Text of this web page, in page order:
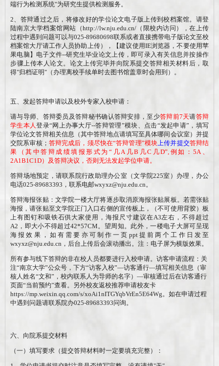
端行为检测系统"为研究生提供检测服务。
2、答辩通过之后，将修改好的学位论文电子版上传到校档案馆。请登
陆南京大学档案馆网站（http://lw.nju.edu.cn/ （限校内访问），在上传
过程中遇到问题可以与025-89680698联系或者直接携带电子版论文至校
档案馆大厅请工作人员协助上传），【建议使用IE浏览器，不要使用苹
果电脑】电子文件--研究生毕业论文上传，即可录入有关信息并按操作
步骤上传本人论文。论文上传完毕并向院系提交答辩相关材料后，取
得"归档证明" （办理离校手续单时去图书馆盖章时会用到）。
五、 发起答辩申请以及校外专家入校申请：
请与导师、答辩委员及答辩秘书确认答辩安排，至少答辩前7天请答辩
学生本人登录“网上办事大厅--答辩管理”模块、点击“发起申请”，填写
学位论文答辩相关信息 （其中答辩地点请填写至具体哪间会议室 ） 并提
交院系审核； 答辩完成后，须尽快在“答辩管理”模块上传并提交答辩结
果
（其中答辩成绩填报形式为“几A几B几C几D”,例如：5A、
2A1B1C1D） 及答辩决议 ， 否则无法发起学位申请。
答辩场地预定，请联系院行政助理办公室（文学院225室）办理，办公
电话025-89683393 ， 联系电邮wxyxz@nju.edu.cn。
答辩海报张贴：文学院一楼大厅将逐步取消原海报张贴展板。若需张贴
海报，请张贴至文学院正门入口右侧的宣传板上，（不可使用背胶）板
上有图钉和吸铁石供大家使用，海报尺寸建议在A3左右，不得超过
A2，即大小不得超过42*57CM。望周知。此外，一楼电子大屏可呈现
海报效果，如有需要亦可制作一页ppt提前两个工作日发至
wxyxz@nju.edu.cn，后台上传后会滚动播出。注：电子屏为横版效果。
所有参与线下答辩的非在校人员都要进行入校申请。访客申请流程：关
注“南京大学”公众号，下方“访客入校”—访客通行—填写相关信息（审
核人姓名“文和”，校内联系人为导师的名字） —审核通过后在访客通行
页面“当前预约”查看。 另外校友返校推荐申请校友卡
https://mp.weixin.qq.com/s/xoAi1nITGYqbVrEn5E64Wg。如在申请过程
中遇到问题请联系院办025-89683393问询。
六、向院系提交材料
（一）填写要求（提交答辩材料时一定要填充完整）：